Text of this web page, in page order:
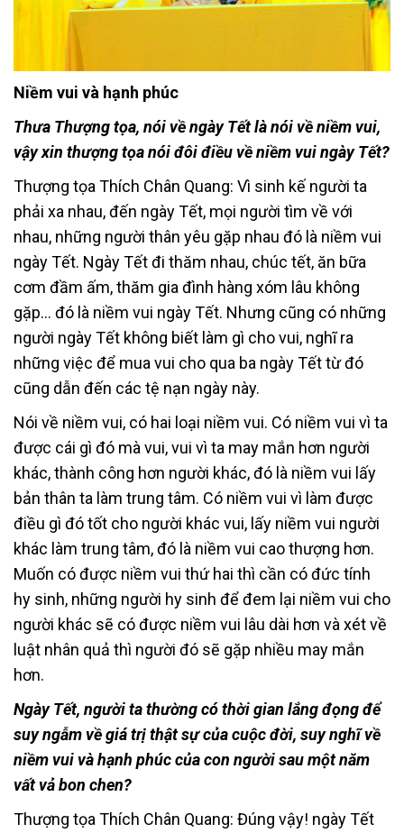
Niềm vui và hạnh phúc
Thưa Thượng tọa, nói về ngày Tết là nói về niềm vui,
vậy xin thượng tọa nói đôi điều về niềm vui ngày Tết?
Thượng tọa Thích Chân Quang: Vì sinh kế người ta
phải xa nhau, đến ngày Tết, mọi người tìm về với
nhau, những người thân yêu gặp nhau đó là niềm vui
ngày Tết. Ngày Tết đi thăm nhau, chúc tết, ăn bữa
cơm đầm ấm, thăm gia đình hàng xóm lâu không
gặp… đó là niềm vui ngày Tết. Nhưng cũng có những
người ngày Tết không biết làm gì cho vui, nghĩ ra
những việc để mua vui cho qua ba ngày Tết từ đó
cũng dẫn đến các tệ nạn ngày này.
Nói về niềm vui, có hai loại niềm vui. Có niềm vui vì ta
được cái gì đó mà vui, vui vì ta may mắn hơn người
khác, thành công hơn người khác, đó là niềm vui lấy
bản thân ta làm trung tâm. Có niềm vui vì làm được
điều gì đó tốt cho người khác vui, lấy niềm vui người
khác làm trung tâm, đó là niềm vui cao thượng hơn.
Muốn có được niềm vui thứ hai thì cần có đức tính
hy sinh, những người hy sinh để đem lại niềm vui cho
người khác sẽ có được niềm vui lâu dài hơn và xét về
luật nhân quả thì người đó sẽ gặp nhiều may mắn
hơn.
Ngày Tết, người ta thường có thời gian lắng đọng để
suy ngẫm về giá trị thật sự của cuộc đời, suy nghĩ về
niềm vui và hạnh phúc của con người sau một năm
vất vả bon chen?
Thượng tọa Thích Chân Quang: Đúng vậy! ngày Tết